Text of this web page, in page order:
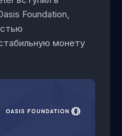
Foundation,
монету